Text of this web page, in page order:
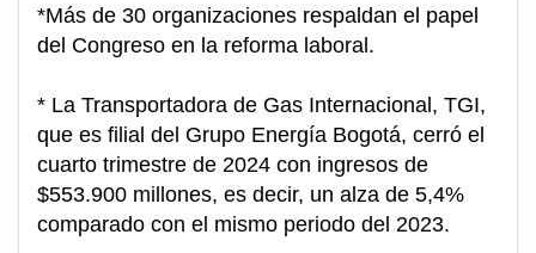
*Más de 30 organizaciones respaldan el papel
del Congreso en la reforma laboral.
* La Transportadora de Gas Internacional, TGI,
que es filial del Grupo Energía Bogotá, cerró el
cuarto trimestre de 2024 con ingresos de
$553.900 millones, es decir, un alza de 5,4%
comparado con el mismo periodo del 2023.